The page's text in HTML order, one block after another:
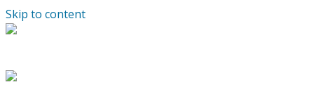
Skip to content